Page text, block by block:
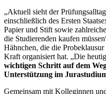
„Aktuell sieht der
einschließlich des Ersten
Papier und Stift sowie
die Studierenden kaufen
Hähnchen, die die
Kraft organisiert hat. „Die
wichtigen Schritt auf dem
Unterstützung im
Gemeinsam mit Kolleginnen